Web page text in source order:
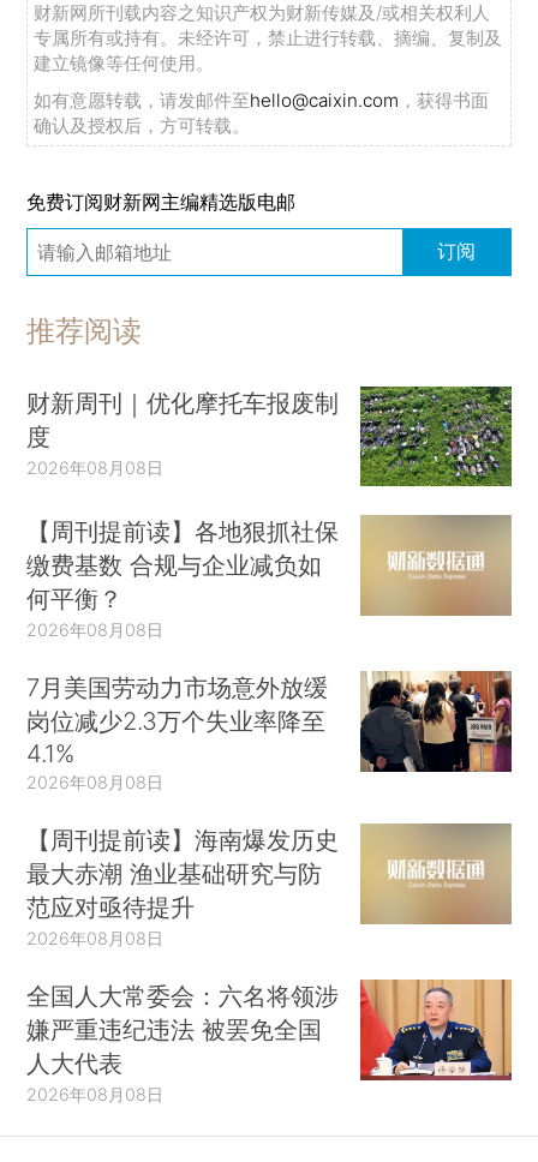
财新网所刊载内容之知识产权为财新传媒及/或相关权利人
专属所有或持有。未经许可，禁止进行转载、摘编、复制及
建立镜像等任何使用。
如有意愿转载，请发邮件至hello@caixin.com ，获得书面
确认及授权后，方可转载。
免费订阅财新网主编精选版电邮
订阅
推荐阅读
财新周刊｜优化摩托车报废制
度
2026年08月08日
【周刊提前读】各地狠抓社保
缴费基数 合规与企业减负如
何平衡？
2026年08月08日
7月美国劳动力市场意外放缓
岗位减少2.3万个失业率降至
4.1%
2026年08月08日
【周刊提前读】海南爆发历史
最大赤潮 渔业基础研究与防
范应对亟待提升
2026年08月08日
全国人大常委会：六名将领涉
嫌严重违纪违法 被罢免全国
人大代表
2026年08月08日